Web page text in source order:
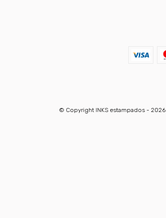
© Copyright INKS estampados - 2026